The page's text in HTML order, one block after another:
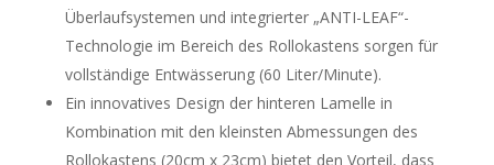
Überlaufsystemen und integrierter „ANTI-LEAF“-
Technologie im Bereich des Rollokastens sorgen für
vollständige Entwässerung (60 Liter/Minute).
Ein innovatives Design der hinteren Lamelle in
Kombination mit den kleinsten Abmessungen des
Rollokastens (20cm x 23cm) bietet den Vorteil, dass